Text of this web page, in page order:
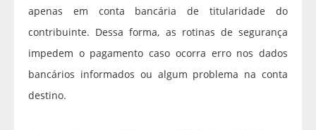
apenas em conta bancária de titularidade do
contribuinte. Dessa forma, as rotinas de segurança
impedem o pagamento caso ocorra erro nos dados
bancários informados ou algum problema na conta
destino.